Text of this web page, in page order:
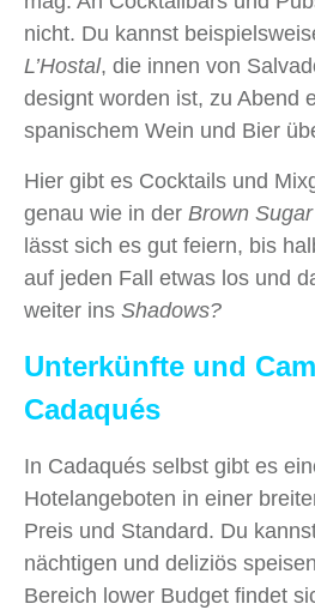
nicht. Du kannst
L’Hostal, die innen von
designt worden ist, zu Abend
spanischem Wein und Bier
Hier gibt es Cocktails und
genau wie in der Brown Sugar
lässt sich es gut feiern, bis
auf jeden Fall etwas los und
weiter ins Shadows?
Unterkünfte und
Cadaqués
In Cadaqués selbst gibt es
Hotelangeboten in einer
Preis und Standard. Du
nächtigen und deliziös
Bereich lower Budget findet